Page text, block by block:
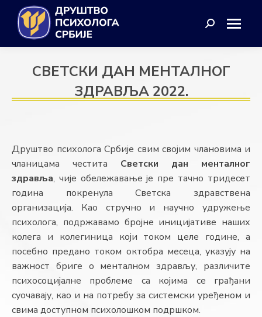
Search:
СВЕТСКИ ДАН МЕНТАЛНОГ
ЗДРАВЉА 2022.
Друштво психолога Србије свим својим члановима и
чланицама честита Светски дан менталног
здравља, чије обележавање је пре тачно тридесет
година покренула Светска здравствена
организација. Као стручно и научно удружење
психолога, подржавамо бројне иницијативе наших
колега и колегиница који током целе године, а
посебно предано током октобра месеца, указују на
важност бриге о менталном здрављу, различите
психосоцијалне проблеме са којима се грађани
суочаваjу, као и на потребу за системски уређеном и
свима доступном психолошком подршком.